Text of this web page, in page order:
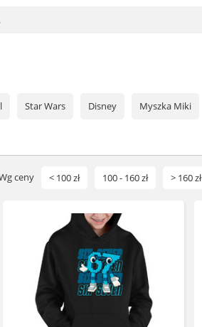
Star Wars Disney Myszka Miki
ceny < 100 zł 100 - 160 zł > 160 zł